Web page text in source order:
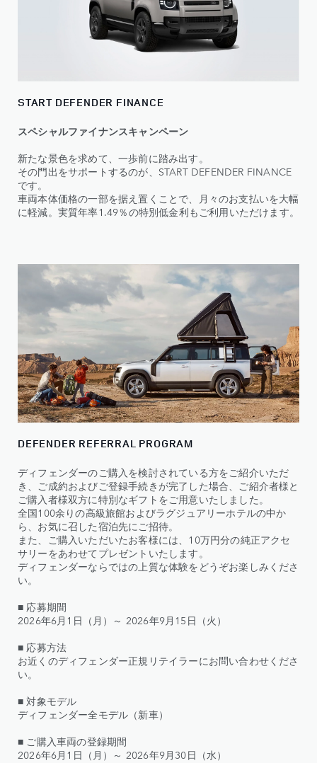
START DEFENDER FINANCE
スペシャルファイナンスキャンペーン
新たな景色を求めて、一歩前に踏み出す。
その門出をサポートするのが、START DEFENDER FINANCE
です。
車両本体価格の一部を据え置くことで、月々のお支払いを大幅
に軽減。実質年率1.49％の特別低金利もご利用いただけます。
DEFENDER REFERRAL PROGRAM
ディフェンダーのご購入を検討されている方をご紹介いただ
き、ご成約およびご登録手続きが完了した場合、ご紹介者様と
ご購入者様双方に特別なギフトをご用意いたしました。
全国100余りの高級旅館およびラグジュアリーホテルの中か
ら、お気に召した宿泊先にご招待。
また、ご購入いただいたお客様には、10万円分の純正アクセ
サリーをあわせてプレゼントいたします。
ディフェンダーならではの上質な体験をどうぞお楽しみくださ
い。
■ 応募期間
2026年6月1日（月）～ 2026年9月15日（火）
■ 応募方法
お近くのディフェンダー正規リテイラーにお問い合わせくださ
い。
■ 対象モデル
ディフェンダー全モデル（新車）
■ ご購入車両の登録期間
2026年6月1日（月）～ 2026年9月30日（水）